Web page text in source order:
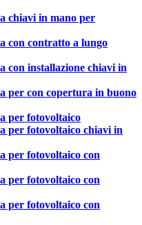
chiavi in mano per
con contratto a lungo
con installazione chiavi in
per con copertura in buono
per fotovoltaico
per fotovoltaico chiavi in
per fotovoltaico con
per fotovoltaico con
per fotovoltaico con